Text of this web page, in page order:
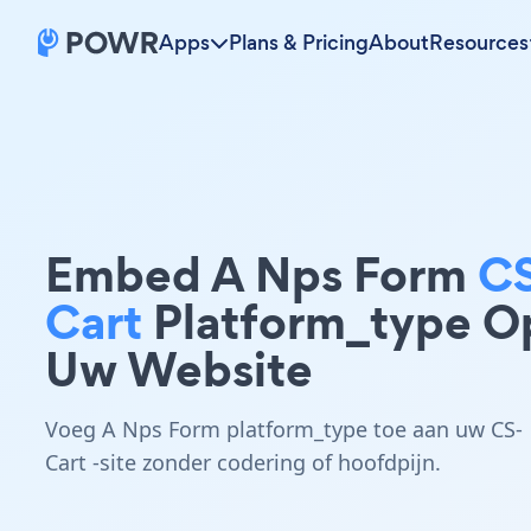
Apps Plans & PricingAboutResources
Embed A Nps Form
Cart Platform_type
Uw Website
Voeg A Nps Form platform_type toe aan uw CS-
Cart -site zonder codering of hoofdpijn.